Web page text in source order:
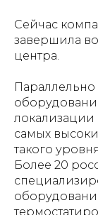
Сейчас
завершила
центра.
локализации
самых
такого
Более 20